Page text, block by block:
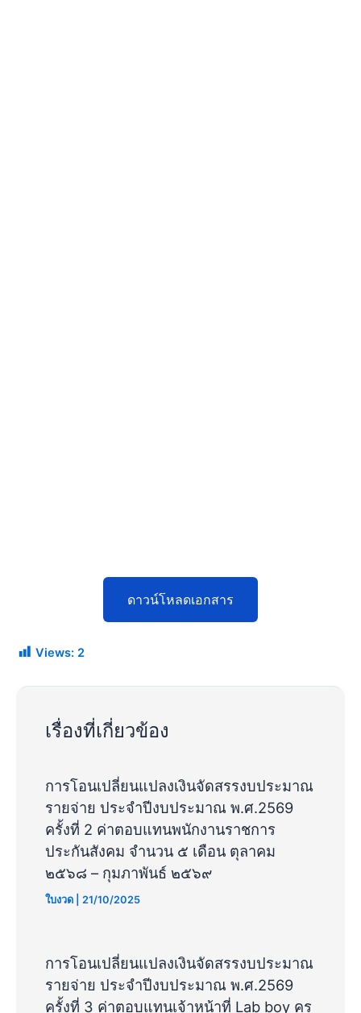
ดาวน์โหลดเอกสาร
Views: 2
เรื่องที่เกี่ยวข้อง
การโอนเปลี่ยนแปลงเงินจัดสรรงบประมาณ
รายจ่าย ประจำปีงบประมาณ พ.ศ.2569
ครั้งที่ 2 ค่าตอบแทนพนักงานราชการ
ประกันสังคม จำนวน ๕ เดือน ตุลาคม
๒๕๖๘ – กุมภาพันธ์ ๒๕๖๙
ใบงวด |21/10/2025
การโอนเปลี่ยนแปลงเงินจัดสรรงบประมาณ
รายจ่าย ประจำปีงบประมาณ พ.ศ.2569
ครั้งที่ 3 ค่าตอบแทนเจ้าหน้าที่ Lab boy ครู